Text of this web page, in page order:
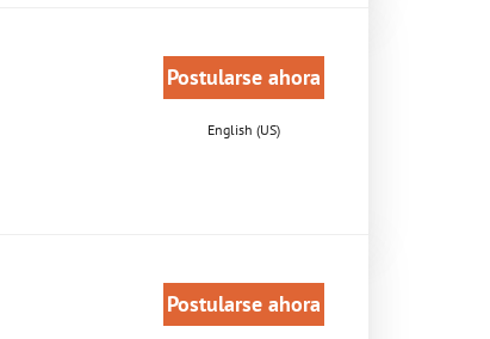
Postularse ahora
English (US)
Postularse ahora